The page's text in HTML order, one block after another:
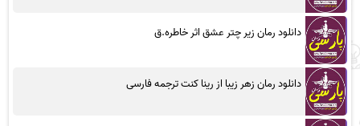
دانلود رمان زیر چتر عشق اثر خاطره.ق
دانلود رمان زهر زیبا از رینا کنت ترجمه فارسی